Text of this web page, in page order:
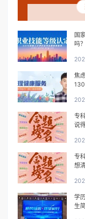
国
吗？
焦
专
说
专
想
学
生